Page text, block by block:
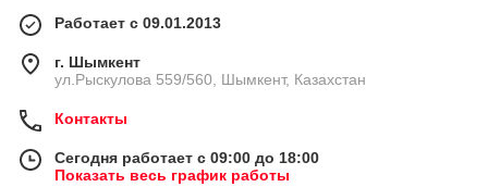
Работает с 09.01.2013
г. Шымкент
ул.Рыскулова 559/560, Шымкент, Казахстан
Контакты
Сегодня работает с 09:00 до 18:00
Показать весь график работы